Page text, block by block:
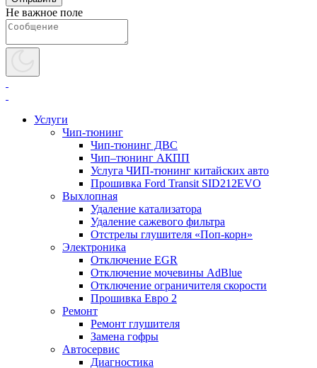
Не важное поле
Услуги
Чип-тюнинг
Чип-тюнинг ДВС
Чип–тюнинг АКПП
Услуга ЧИП-тюнинг китайских авто
Прошивка Ford Transit SID212EVO
Выхлопная
Удаление катализатора
Удаление сажевого фильтра
Отстрелы глушителя «Поп-корн»
Электроника
Отключение EGR
Отключение мочевины AdBlue
Отключение ограничителя скорости
Прошивка Евро 2
Ремонт
Ремонт глушителя
Замена гофры
Автосервис
Диагностика